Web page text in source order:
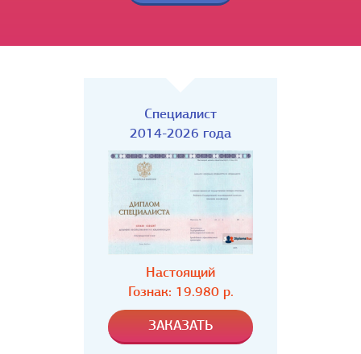
Специалист
2014-2026 года
Настоящий
Гознак: 19.980 р.